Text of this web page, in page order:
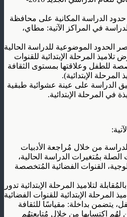
الدراسة المكانية على محافظة
في المراكز الآتية: مطاي،
الحدود الموضوعية للدراسة الحالية
المرحلة الإبتدائية للقنوات
للطفل وعلاقتها بمستوى الثقافة
المرحلة الإبتدائية).
الدراسة على عينة عشوائية طبقية
من خلال مُراجعة الأدبيات
بمُتغيرات الدراسة الحالية،
القنوات الفضائية المُتخصصة
لتلاميذ المرحلة الإبتدائية تدور
المرحلة الإبتدائية للقنوات الفضائية
يتضمن بداخلة: مقياسًا للثقافة
لهُم اكتسابها من خلال مُتابعتهُم